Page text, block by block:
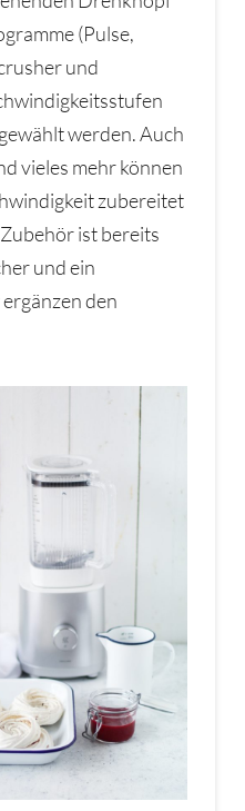
(Pulse,
und
werden. Auch
vieles mehr können
zubereitet
ist bereits
und ein
den